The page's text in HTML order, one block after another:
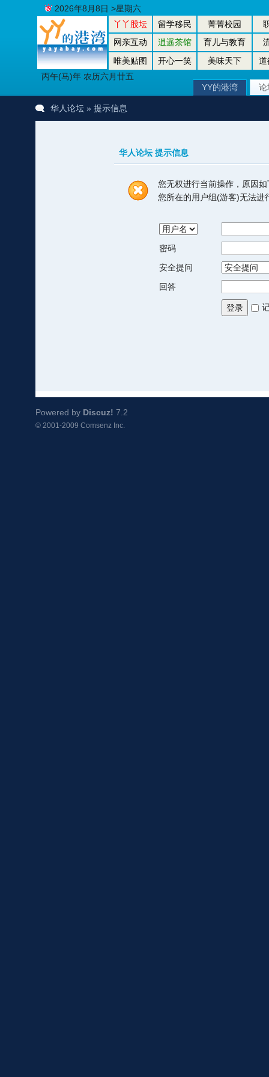
丫丫股坛 留学移民 菁菁校园
网亲互动
逍遥茶馆 育儿与教育
唯美贴图
开心一笑 美味天下
道
丙午(马)年 农历六月廿五
2026年8月8日 >星期六
YY的港湾 论
华人论坛» 提示信息
华人论坛 提示信息
您无权进行当前操作，原因如
您所在的用户组(游客)无法进
密码
安全提问
回答
登录
Powered by Discuz! 7.2
© 2001-2009 Comsenz Inc.